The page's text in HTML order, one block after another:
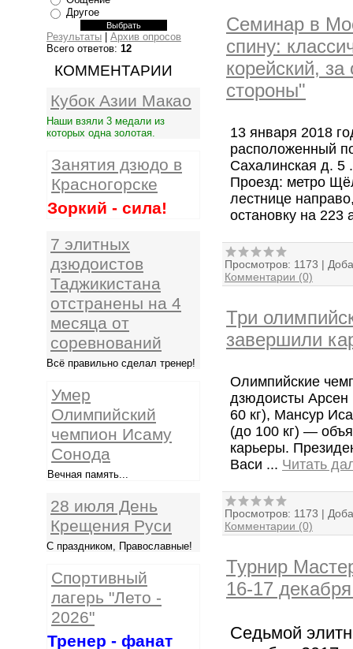
Другое
Результаты
Архив опросов
Всего ответов: 12
КОММЕНТАРИИ
Кубок Азии Макао
Наши взяли 3 медали из
которых одна золотая.
Занятия дзюдо в
Красногорске
Зоркий - сила!
7 элитных
дзюдоистов
Таджикистана
отстранены на 4
месяца от
соревнований
Всё правильно сделал тренер!
Умер
Олимпийский
чемпион Исаму
Сонода
Вечная память...
28 июля День
Крещения Руси
С праздником, Православные!
Спортивный
лагерь "Лето -
2026"
Тренер - фанат
Семинар в
спину:
корейский,
стороны"
13 января 2018
расположенный
Сахалинская д. 5
Проезд: метро
лестнице
остановку на 223
Просмотров: 1173 |
Комментарии (0)
Три
завершили
Олимпийские
дзюдоисты Арсен
60 кг), Мансур
(до 100 кг) —
карьеры.
Васи ... Читать
Просмотров: 1173 |
Комментарии (0)
Турнир
16-17
Седьмой